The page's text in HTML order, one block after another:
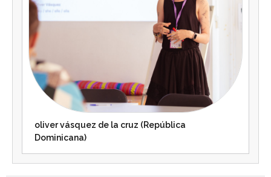
oliver vásquez de la cruz (República
Dominicana)